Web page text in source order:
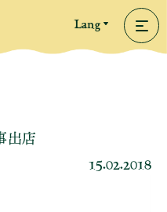
Lang
出店
15.02.2018